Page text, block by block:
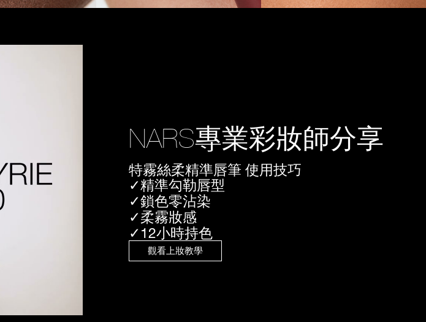
NARS專業彩妝師分享
特霧絲柔精準唇筆 使用技巧
✓精準勾勒唇型
✓鎖色零沾染
✓柔霧妝感
✓12小時持色
觀看上妝教學